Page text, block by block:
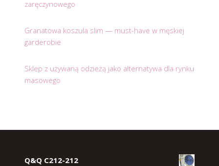
zaręczynowego
Granatowa koszula slim — must-have w męskiej
garderobie
Sklep z używaną odzieżą jako alternatywa dla rynku
masowego
Q&Q C212-212